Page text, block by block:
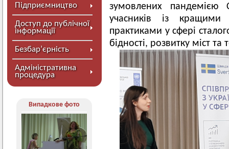
Підприємництво
Доступ до публічної
інформації
Безбар’єрність
Адміністративна
процедура
Випадкове фото
зумовлених пандемією
учасників із кращими
практиками у сфері
бідності, розвитку міст та